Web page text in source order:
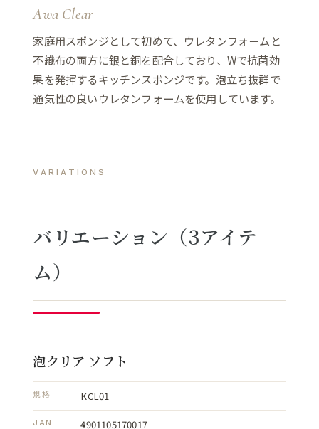
Awa Clear
家庭用スポンジとして初めて、ウレタンフォームと
不織布の両方に銀と銅を配合しており、Wで抗菌効
果を発揮するキッチンスポンジです。泡立ち抜群で
通気性の良いウレタンフォームを使用しています。
VARIATIONS
バリエーション（3アイテ
ム）
泡クリア ソフト
規格 KCL01
JAN 4901105170017